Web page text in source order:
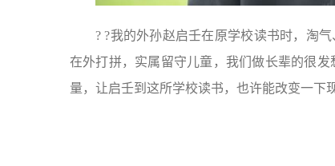
? ?我的外孙赵启壬在原学校读书时，淘
在外打拼，实属留守儿童，我们做长辈的很
量，让启壬到这所学校读书，也许能改变一下